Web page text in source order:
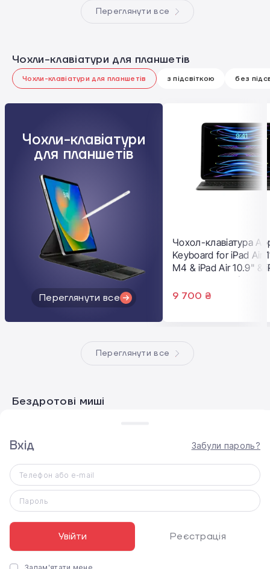
Переглянути все
Чохли-клавіатури для планшетів
Чохли-клавіатури для планшетів з підсвіткою без
Чохли-клавіатури
для планшетів
Переглянути все
Чохол-клавіатура
Keyboard for iPad Air
M4 & iPad Air 10.9" &
11" M2 - Black
9 700 ₴
Переглянути все
Бездротові миші
Бездротові миші
Вхід Забули пароль?
Телефон або e-mail
Пароль
Увійти Реєстрація